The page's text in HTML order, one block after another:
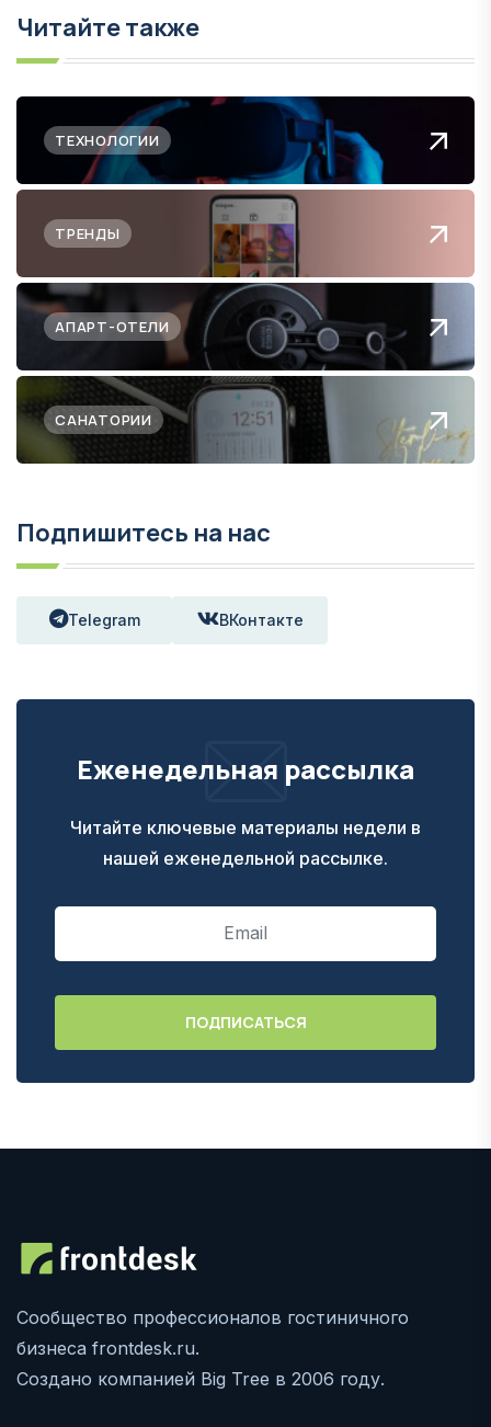
Читайте также
ТЕХНОЛОГИИ
ТРЕНДЫ
АПАРТ-ОТЕЛИ
САНАТОРИИ
Подпишитесь на нас
Telegram ВКонтакте
Еженедельная рассылка
Читайте ключевые материалы недели в
нашей еженедельной рассылке.
Сообщество профессионалов гостиничного
бизнеса frontdesk.ru.
Создано компанией Big Tree в 2006 году.